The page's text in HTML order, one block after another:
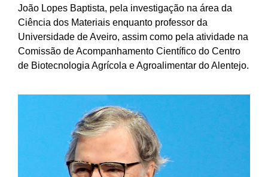
João Lopes Baptista, pela investigação na área da
Ciência dos Materiais enquanto professor da
Universidade de Aveiro, assim como pela atividade na
Comissão de Acompanhamento Científico do Centro
de Biotecnologia Agrícola e Agroalimentar do Alentejo.